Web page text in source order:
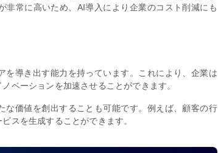
非常に高いため、AI導入により企業のコスト削減にも
導き出す能力を持っています。これにより、企業は
ベーションを加速させることができます。
な価値を創出することも可能です。例えば、顧客の行
スを生成することができます。